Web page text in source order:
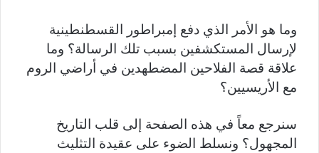
وما هو الأمر الذي دفع إمبراطور القسطنطينية
لإرسال المستكشفين بسبب تلك الرسالة؟ وما
علاقة قصة الفلاحين المضطهدين في أراضي الروم
مع الأريسيين؟
سنرجع معاً في هذه الصفحة إلى قلب التاريخ
المجهول؟ ونسلط الضوء على عقيدة التثليث